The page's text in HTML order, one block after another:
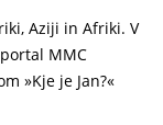
Aziji in Afriki. V
MMC
»Kje je Jan?«